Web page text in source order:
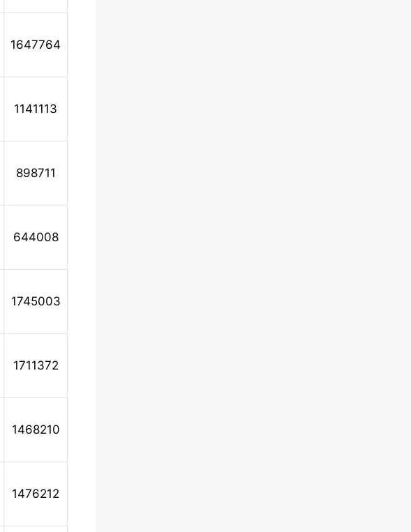
1647764
1141113
898711
644008
1745003
1711372
1468210
1476212